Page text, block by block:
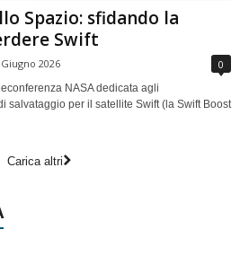
Spazio: sfidando la
Swift
2026 0
NASA dedicata agli
salvataggio per il satellite Swift (la Swift Boost
Carica altri